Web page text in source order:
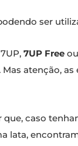
ser
7UP Free ou
atenção,
caso
lata,